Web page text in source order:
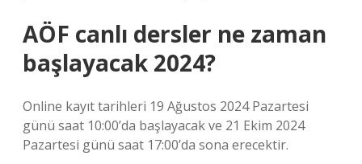
AÖF canlı dersler ne zaman
başlayacak 2024?
Online kayıt tarihleri ​​19 Ağustos 2024 Pazartesi
günü saat 10:00’da başlayacak ve 21 Ekim 2024
Pazartesi günü saat 17:00’da sona erecektir.